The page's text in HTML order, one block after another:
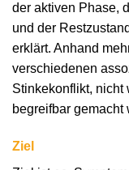
der aktiven Phase,
und der
erklärt. Anhand
verschiedenen
Stinkekonflikt, nicht
begreifbar gemacht
Ziel